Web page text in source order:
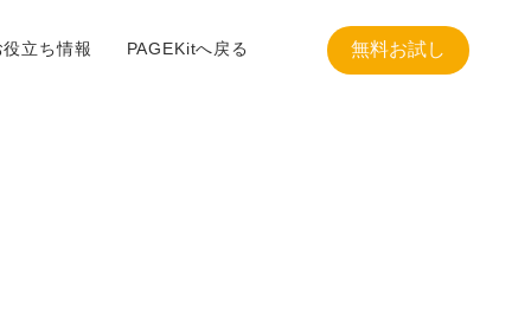
役立ち情報 PAGEKitへ戻る 無料お試し